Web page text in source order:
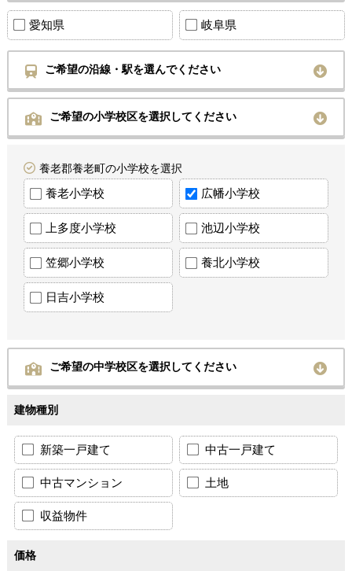
愛知県 岐阜県
ご希望の沿線・駅を選んでください
ご希望の小学校区を選択してください
養老郡養老町の小学校を選択
養老小学校 広幡小学校
上多度小学校 池辺小学校
笠郷小学校 養北小学校
日吉小学校
ご希望の中学校区を選択してください
建物種別
新築一戸建て 中古一戸建て
中古マンション 土地
収益物件
価格